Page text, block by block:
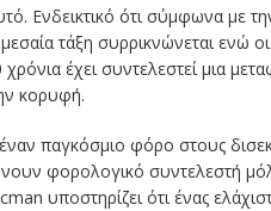
Ενδεικτικό ότι σύμφωνα με
τάξη συρρικνώνεται ενώ οι
έχει συντελεστεί μια
κορυφή.
παγκόσμιο φόρο στους
φορολογικό συντελεστή
υποστηρίζει ότι ένας